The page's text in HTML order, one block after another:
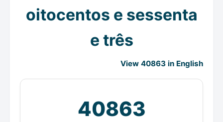
oitocentos e sessenta
e três
View 40863 in English
40863